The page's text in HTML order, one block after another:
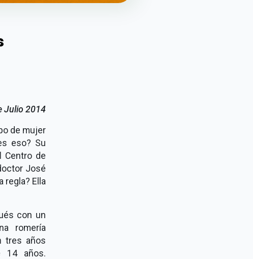
Julio 2014
de mujer
eso? Su
Centro de
José
regla? Ella
con un
romería
tres años
14 años.